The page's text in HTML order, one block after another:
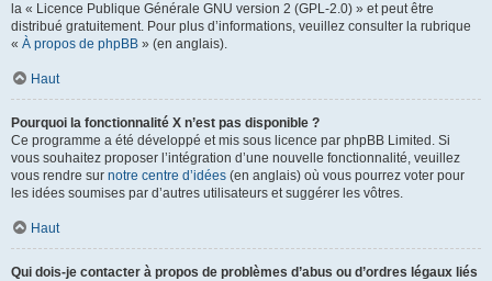
la « Licence Publique Générale GNU version 2 (GPL-2.0) » et peut être
distribué gratuitement. Pour plus d’informations, veuillez consulter la rubrique
« À propos de phpBB » (en anglais).
Haut
Pourquoi la fonctionnalité X n’est pas disponible ?
Ce programme a été développé et mis sous licence par phpBB Limited. Si
vous souhaitez proposer l’intégration d’une nouvelle fonctionnalité, veuillez
vous rendre sur notre centre d’idées (en anglais) où vous pourrez voter pour
les idées soumises par d’autres utilisateurs et suggérer les vôtres.
Haut
Qui dois-je contacter à propos de problèmes d’abus ou d’ordres légaux liés